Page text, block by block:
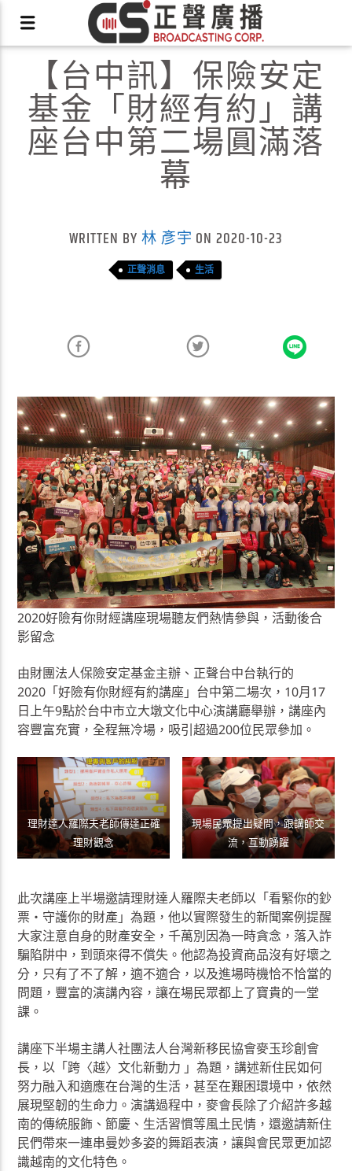
X
【台中訊】保險安定
基金「財經有約」講
座台中第二場圓滿落
幕
WRITTEN BY 林 彥宇 ON 2020-10-23
正聲消息 生活
2020好險有你財經講座現場聽友們熱情參與，活動後合
影留念
由財團法人保險安定基金主辦、正聲台中台執行的
2020「好險有你財經有約講座」台中第二場次，10月17
日上午9點於台中市立大墩文化中心演講廳舉辦，講座內
容豐富充實，全程無冷場，吸引超過200位民眾參加。
理財達人羅際夫老師傳達正確
理財觀念
現場民眾提出疑問，跟講師交
流，互動踴躍
此次講座上半場邀請理財達人羅際夫老師以「看緊你的鈔
票‧守護你的財產」為題，他以實際發生的新聞案例提醒
大家注意自身的財產安全，千萬別因為一時貪念，落入詐
騙陷阱中，到頭來得不償失。他認為投資商品沒有好壞之
分，只有了不了解，適不適合，以及進場時機恰不恰當的
問題，豐富的演講內容，讓在場民眾都上了寶貴的一堂
課。
講座下半場主講人社團法人台灣新移民協會麥玉珍創會
長，以「跨〈越〉文化新動力 」為題，講述新住民如何
努力融入和適應在台灣的生活，甚至在艱困環境中，依然
展現堅韌的生命力。演講過程中，麥會長除了介紹許多越
南的傳統服飾、節慶、生活習慣等風土民情，還邀請新住
民們帶來一連串曼妙多姿的舞蹈表演，讓與會民眾更加認
識越南的文化特色。